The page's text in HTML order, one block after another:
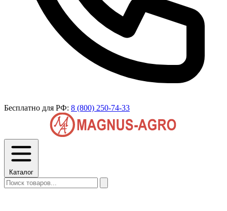
Бесплатно для РФ: 8 (800) 250-74-33
Каталог